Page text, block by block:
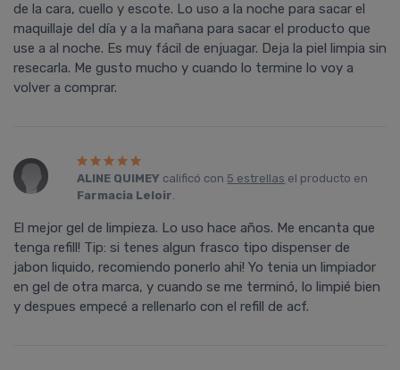
de la cara, cuello y escote. Lo uso a la noche para sacar el
maquillaje del día y a la mañana para sacar el producto que
use a al noche. Es muy fácil de enjuagar. Deja la piel limpia sin
resecarla. Me gusto mucho y cuando lo termine lo voy a
volver a comprar.
ALINE QUIMEY calificó con 5 estrellas el producto en
Farmacia Leloir.
El mejor gel de limpieza. Lo uso hace años. Me encanta que
tenga refill! Tip: si tenes algun frasco tipo dispenser de
jabon liquido, recomiendo ponerlo ahi! Yo tenia un limpiador
en gel de otra marca, y cuando se me terminó, lo limpié bien
y despues empecé a rellenarlo con el refill de acf.